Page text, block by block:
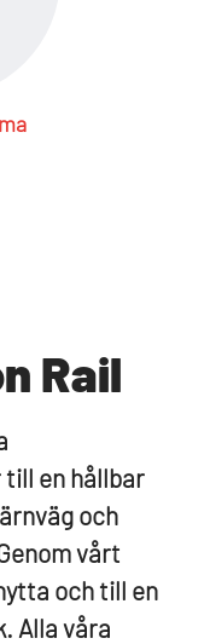
Rail
en hållbar
och
vårt
och till en
Alla våra